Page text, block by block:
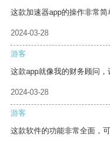
这款加速器app的操作非常简
2024-03-28
游客
这款app就像我的财务顾问，
2024-03-28
游客
这款软件的功能非常全面，